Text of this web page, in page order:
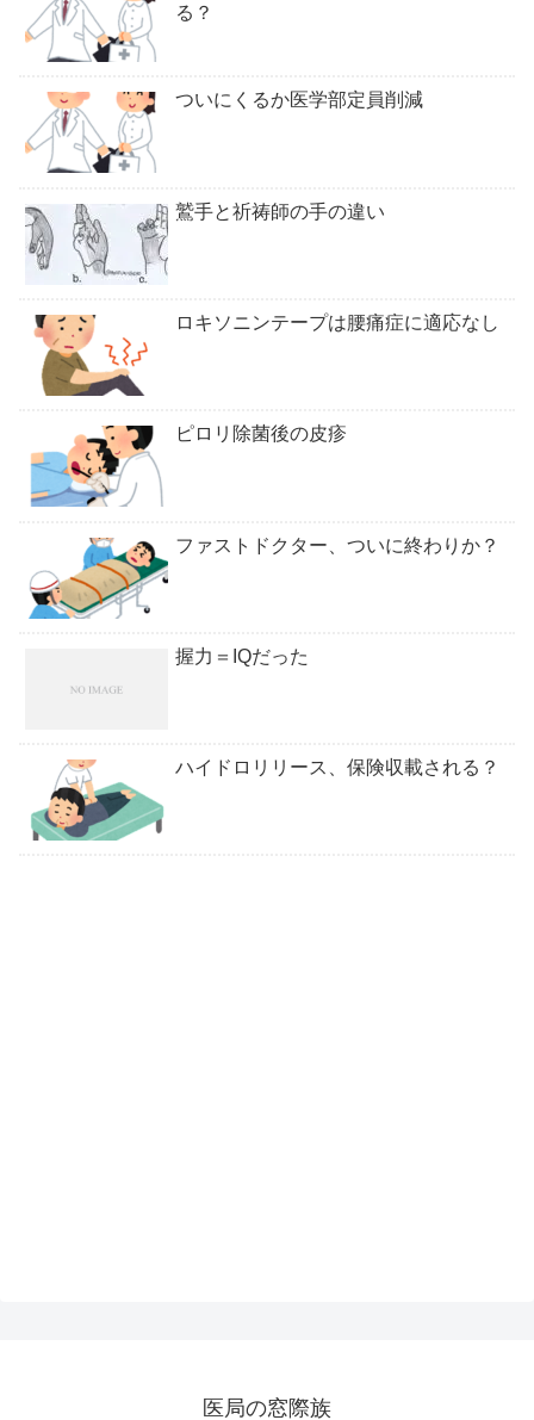
る？
ついにくるか医学部定員削減
鷲手と祈祷師の手の違い
ロキソニンテープは腰痛症に適応なし
ピロリ除菌後の皮疹
ファストドクター、ついに終わりか？
握力＝IQだった
ハイドロリリース、保険収載される？
医局の窓際族